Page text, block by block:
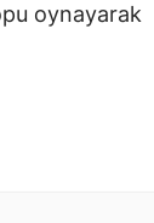
oynayarak